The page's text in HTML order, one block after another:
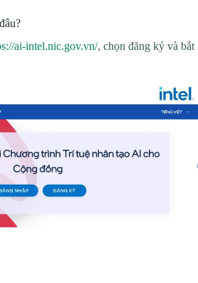
ai-intel.nic.gov.vn/, chọn đăng ký và bắt